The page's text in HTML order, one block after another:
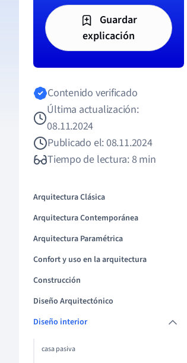
Guardar
explicación
Contenido verificado
Última actualización:
08.11.2024
Publicado el: 08.11.2024
Tiempo de lectura: 8 min
Arquitectura Clásica
Arquitectura Contemporánea
Arquitectura Paramétrica
Confort y uso en la arquitectura
Construcción
Diseño Arquitectónico
Diseño interior
casa pasiva